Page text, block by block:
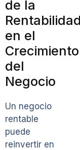
de la
en el
Crecimiento
del
Negocio
Un negocio
rentable
puede
reinvertir en